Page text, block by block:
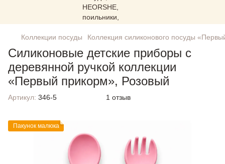
Коллекции посуды Коллекция силиконового посуды
Силиконовые детские приборы с
деревянной ручкой коллекции
«Первый прикорм», Розовый
Артикул: 346-5 1 отзыв
Пакунок малюка